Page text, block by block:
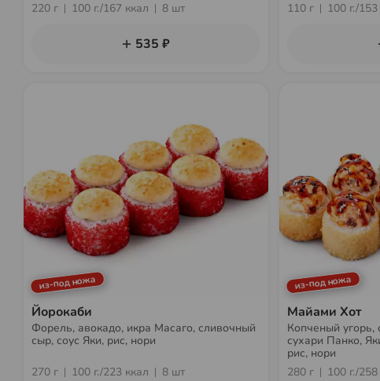
220 г
100 г./167 ккал 8 шт
535 ₽
110 г 100 г./
из-под ножа
Йорокаби
Форель, авокадо, икра Масаго, сливочный
сыр, соус Яки, рис, нори
270 г 100 г./223 ккал 8 шт
из-под ножа
Майами Хот
Копченый угорь,
сухари Панко,
рис, нори
280 г
100 г./